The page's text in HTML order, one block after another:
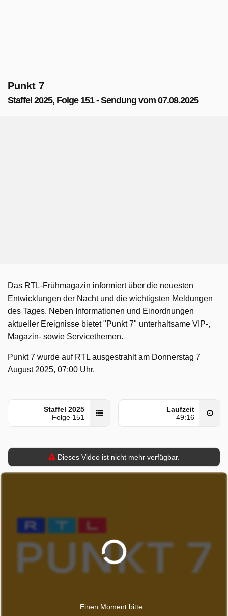
Punkt 7
Staffel 2025, Folge 151 - Sendung vom 07.08.2025
Das RTL-Frühmagazin informiert über die neuesten
Entwicklungen der Nacht und die wichtigsten Meldungen
des Tages. Neben Informationen und Einordnungen
aktueller Ereignisse bietet "Punkt 7" unterhaltsame VIP-,
Magazin- sowie Servicethemen.
Punkt 7 wurde auf RTL ausgestrahlt am Donnerstag 7
August 2025, 07:00 Uhr.
Staffel 2025
Folge 151
Laufzeit
49:16
Dieses Video ist nicht mehr verfügbar.
Einen Moment bitte...